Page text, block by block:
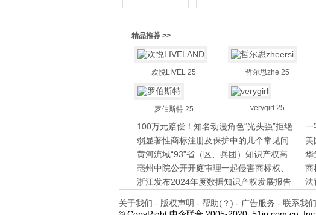
精品推荐 >>
欢悦LIVEL 25 哲尔思zhe 25
罗伯斯特 25 verygirl 25
100万元赔偿！知名动漫角色“光头强”拒绝
一
侵
弱显著性商标注册及保护中的几个常见问
题
美
黄河流域“93”省（区、兵团）知识产权高
质量
华
步
亳州中院公开开庭审理一起侵害商标权、
不
商
国
浙江发布2024年度数据知识产权发展报告
法
关于我们 - 版权声明 - 帮助(？) - 广告服务 - 联系我们